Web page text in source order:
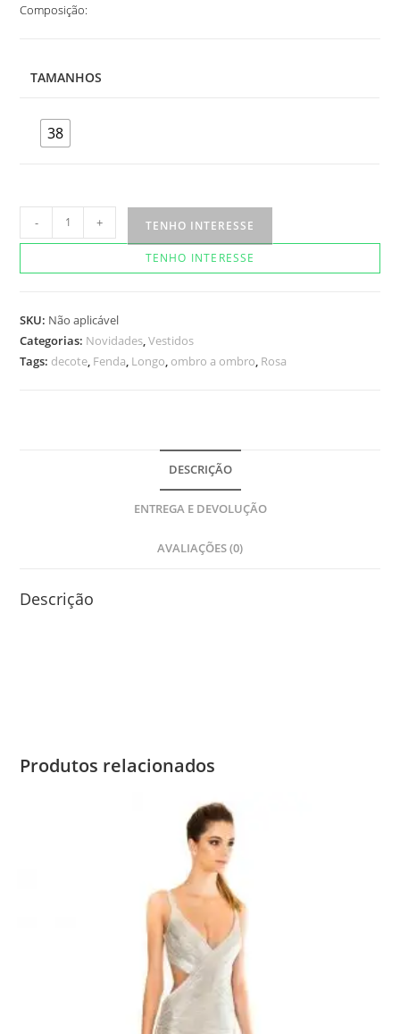
Composição:
TAMANHOS
38
Mili
- + TENHO INTERESSE
TENHO INTERESSE
SKU: Não aplicável
Categorias: Novidades,Vestidos
Tags: decote, Fenda, Longo, ombro a ombro, Rosa
DESCRIÇÃO
ENTREGA E DEVOLUÇÃO
AVALIAÇÕES (0)
Descrição
Produtos relacionados